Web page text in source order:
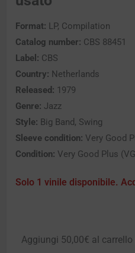
Format: LP, Compilation
Catalog number: CBS 88451
Label: CBS
Country: Netherlands
Released: 1979
Genre: Jazz
Style: Big Band, Swing
Sleeve condition: Very Good
Condition: Very Good Plus
Solo 1 vinile disponibile.
Aggiungi 50,00€ al